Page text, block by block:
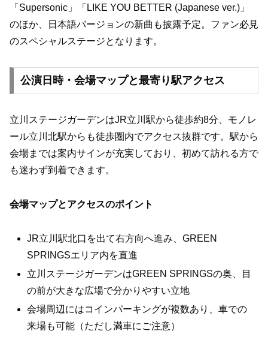
「Supersonic」「LIKE YOU BETTER (Japanese ver.)」
のほか、日本語バージョンの新曲も披露予定。ファン必見
のスペシャルステージとなります。
公演日時・会場マップと最寄り駅アクセス
立川ステージガーデンはJR立川駅から徒歩約8分、モノレ
ール立川北駅からも徒歩圏内でアクセス抜群です。駅から
会場までは案内サインが充実しており、初めて訪れる方で
も迷わず到着できます。
会場マップとアクセスのポイント
JR立川駅北口を出て右方向へ進み、GREEN
SPRINGSエリア内を直進
立川ステージガーデンはGREEN SPRINGSの奥、目
の前が大きな広場で分かりやすい立地
会場周辺にはコインパーキングが複数あり、車での
来場も可能（ただし満車にご注意）